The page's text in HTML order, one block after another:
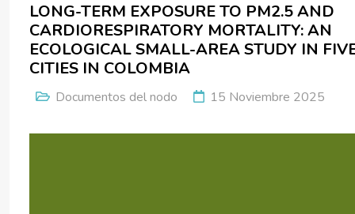
LONG-TERM EXPOSURE TO PM2.5 AND
CARDIORESPIRATORY MORTALITY: AN
ECOLOGICAL SMALL-AREA STUDY IN
CITIES IN COLOMBIA
Documentos del nodo 15 Noviembre 2025